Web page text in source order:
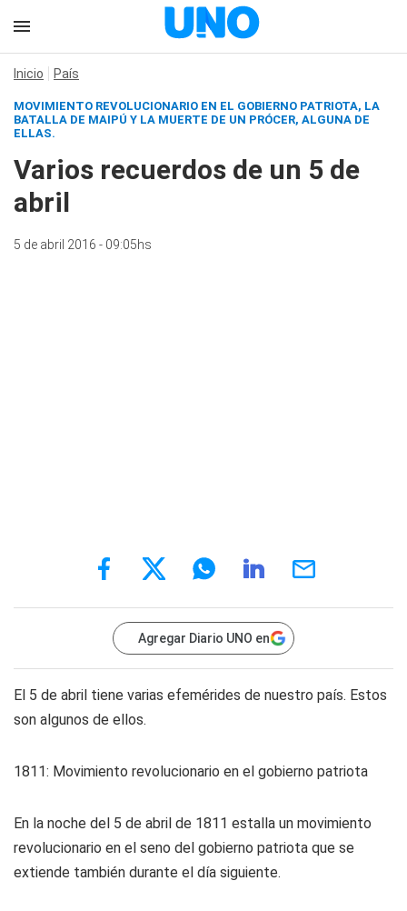
Inicio País
MOVIMIENTO REVOLUCIONARIO EN EL GOBIERNO PATRIOTA, LA
BATALLA DE MAIPÚ Y LA MUERTE DE UN PRÓCER, ALGUNA DE
ELLAS.
Varios recuerdos de un 5 de
abril
5 de abril 2016 - 09:05hs
Agregar Diario UNO en
El 5 de abril tiene varias efemérides de nuestro país. Estos
son algunos de ellos.
1811: Movimiento revolucionario en el gobierno patriota
En la noche del 5 de abril de 1811 estalla un movimiento
revolucionario en el seno del gobierno patriota que se
extiende también durante el día siguiente.